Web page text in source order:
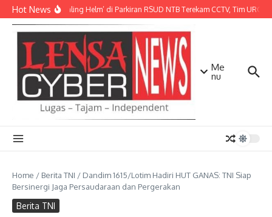
Lewati ke konten
Hot NewsAksi ‘Maling Helm’ di Parkiran RSUD NTB Terekam CCTV, Tim URC
Me
nu
Home / Berita TNI / Dandim 1615/Lotim Hadiri HUT GANAS: TNI Siap
Bersinergi Jaga Persaudaraan dan Pergerakan
Berita TNI